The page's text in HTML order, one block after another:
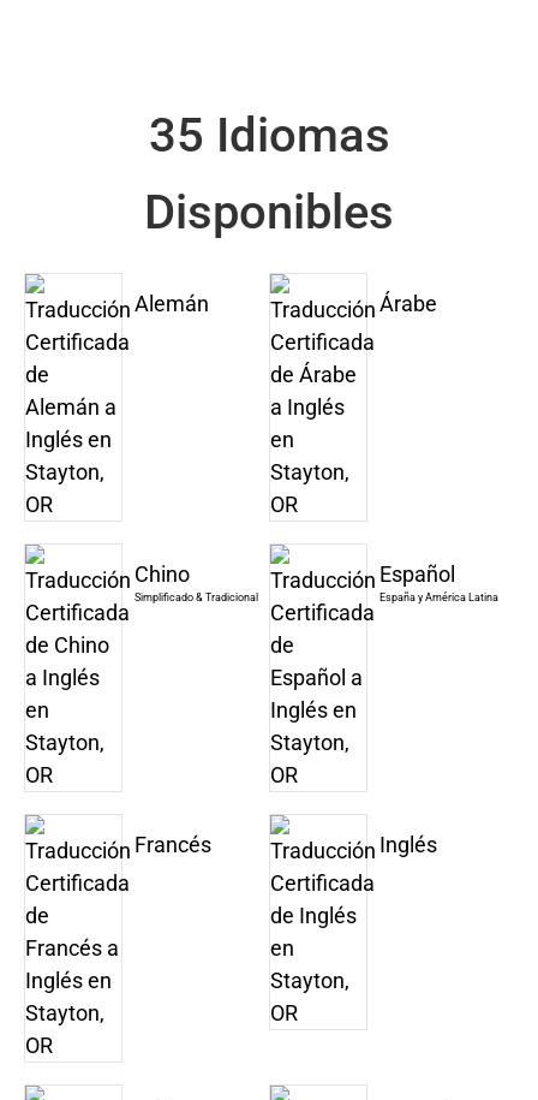
35 Idiomas
Disponibles
Alemán Árabe
Chino
Simplificado & Tradicional
Español
España y América Latina
Francés Inglés